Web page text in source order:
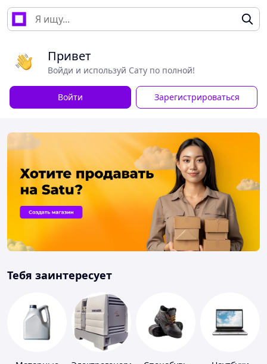
Привет
Войди и используй Сату по полной!
Войти Зарегистрироваться
Тебя заинтересует